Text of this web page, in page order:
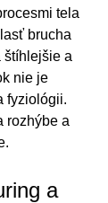
tela
brucha
štíhlejšie a
nie je
fyziológii.
rozhýbe a
a